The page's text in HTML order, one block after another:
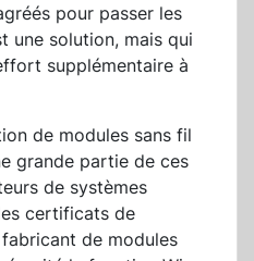
pour passer les
une solution, mais qui
supplémentaire à
de modules sans fil
grande partie de ces
de systèmes
certificats de
de modules